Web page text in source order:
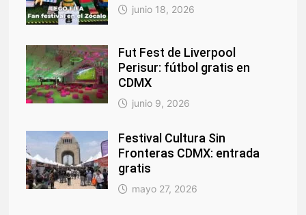
junio 18, 2026
Fut Fest de Liverpool
Perisur: fútbol gratis en
CDMX
junio 9, 2026
Festival Cultura Sin
Fronteras CDMX: entrada
gratis
mayo 27, 2026